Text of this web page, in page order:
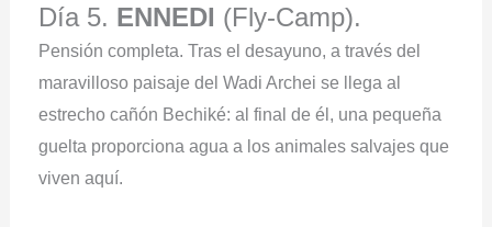
Día 5. ENNEDI (Fly-Camp).
Pensión completa. Tras el desayuno, a través del
maravilloso paisaje del Wadi Archei se llega al
estrecho cañón Bechiké: al final de él, una pequeña
guelta proporciona agua a los animales salvajes que
viven aquí.